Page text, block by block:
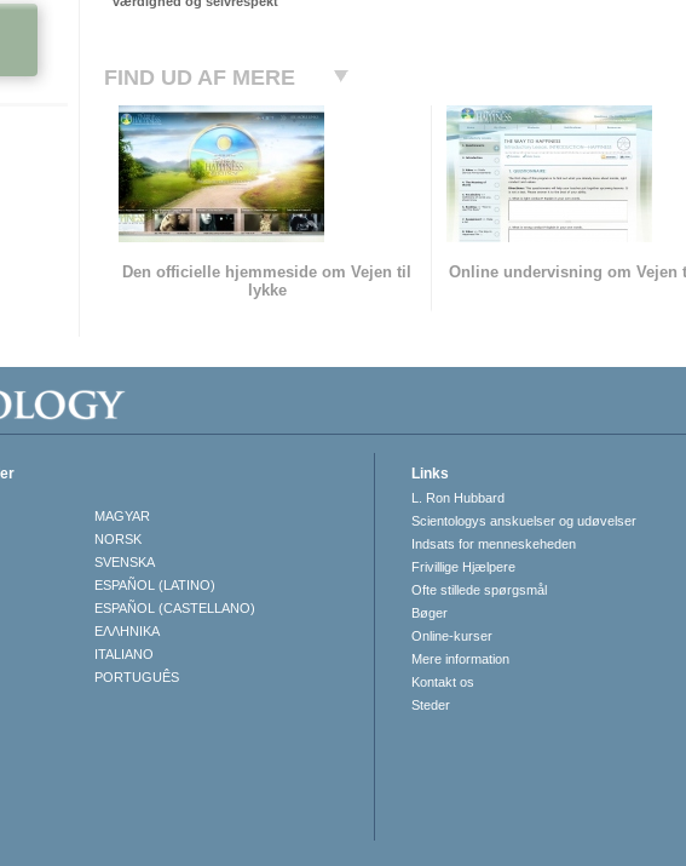
FIND UD AF MERE
Den officielle hjemmeside om Vejen til
lykke
Online undervisning om Vejen
MAGYAR
NORSK
SVENSKA
ESPAÑOL (LATINO)
ESPAÑOL (CASTELLANO)
ΕΛΛΗΝΙΚA
ITALIANO
PORTUGUÊS
Links
L. Ron Hubbard
Scientologys anskuelser og udøvelser
Indsats for menneskeheden
Frivillige Hjælpere
Ofte stillede spørgsmål
Bøger
Online-kurser
Mere information
Kontakt os
Steder